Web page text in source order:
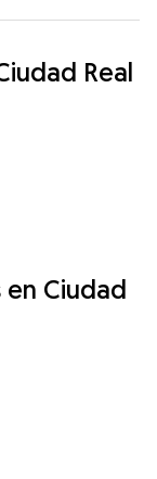
Real
Ciudad